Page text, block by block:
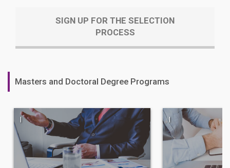
SIGN UP FOR THE SELECTION
PROCESS
Masters and Doctoral Degree Programs
| |